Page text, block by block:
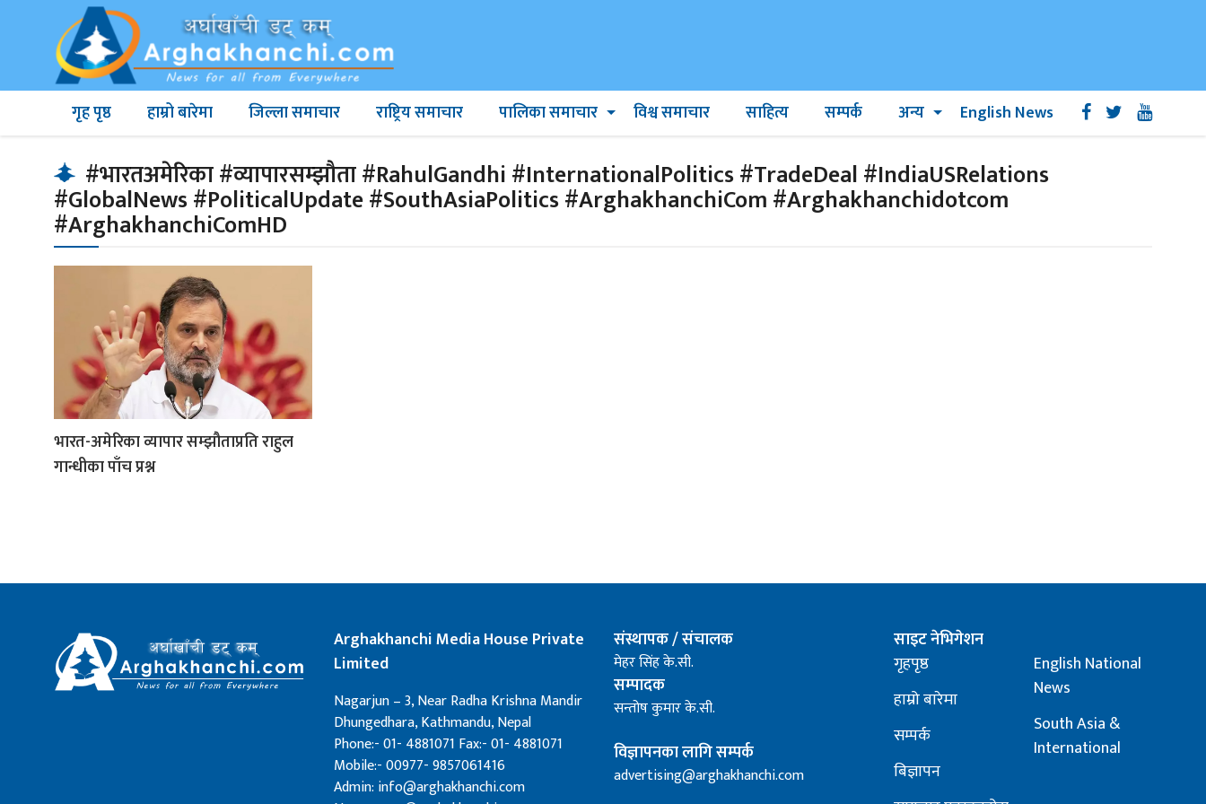
गृह पृष्ठ हाम्रो बारेमा जिल्ला समाचार राष्ट्रिय समाचार पालिका समाचार विश्व समाचार साहित्य सम्पर्क अन्य English News
#भारतअमेरिका #व्यापारसम्झौता #RahulGandhi #InternationalPolitics #TradeDeal #IndiaUSRelations
#GlobalNews #PoliticalUpdate #SouthAsiaPolitics #ArghakhanchiCom #Arghakhanchidotcom
#ArghakhanchiComHD
भारत-अमेरिका व्यापार सम्झौताप्रति राहुल
गान्धीका पाँच प्रश्न
Arghakhanchi Media House Private
Limited
Nagarjun – 3, Near Radha Krishna Mandir
Dhungedhara, Kathmandu, Nepal
Phone:- 01- 4881071 Fax:- 01- 4881071
Mobile:- 00977- 9857061416
Admin: info@arghakhanchi.com
संस्थापक / संचालक
मेहर सिंह के.सी.
सम्पादक
सन्तोष कुमार के.सी.
विज्ञापनका लागि सम्पर्क
advertising@arghakhanchi.com
साइट नेभिगेशन
गृहपृष्ठ
हाम्रो बारेमा
सम्पर्क
बिज्ञापन
English National
News
South Asia &
International